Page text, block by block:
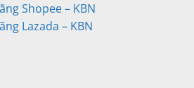
Shopee – KBN
Lazada – KBN